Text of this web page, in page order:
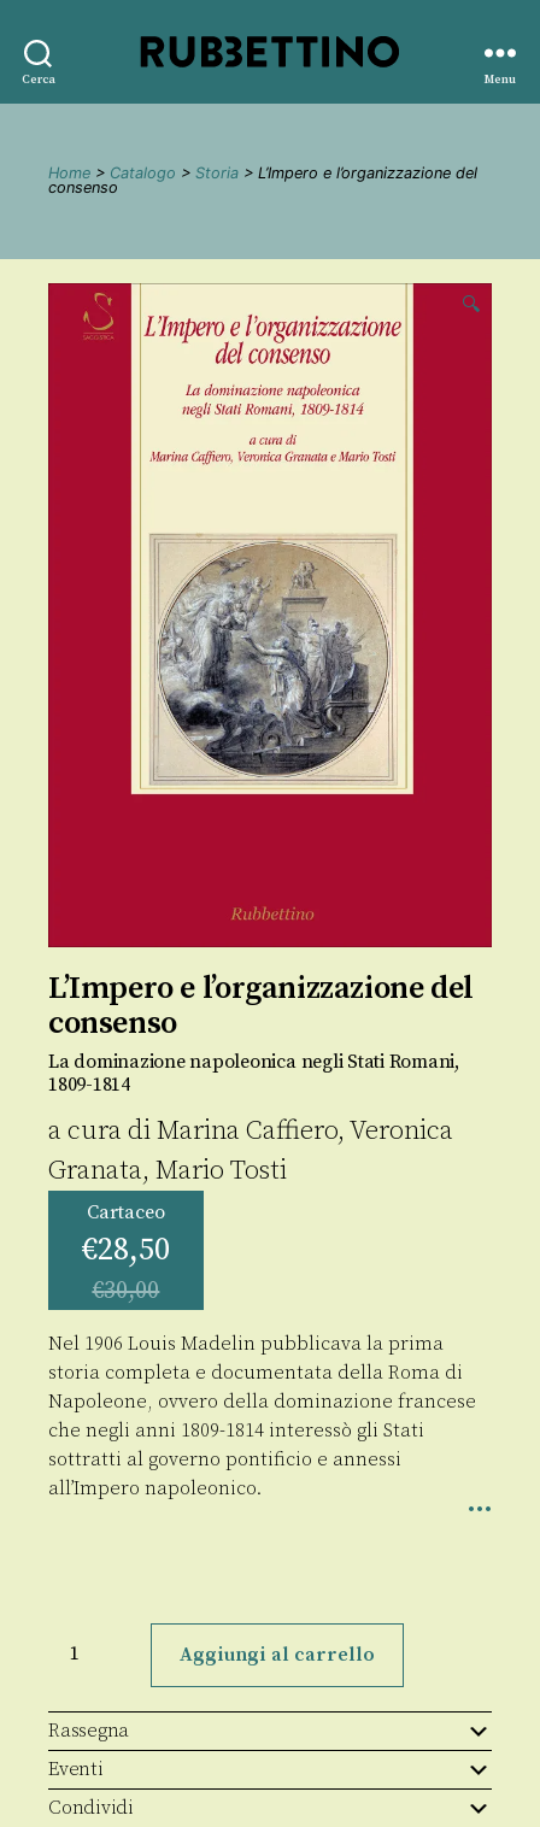
Cerca
editore
Menu
Home > Catalogo > Storia > L’Impero e l’organizzazione del
consenso
🔍
L’Impero e l’organizzazione del
consenso
La dominazione napoleonica negli Stati Romani,
1809-1814
a cura diMarina Caffiero, Veronica
Granata, Mario Tosti
Cartaceo
€28,50
€30,00
Nel 1906 Louis Madelin pubblicava la prima
storia completa e documentata della Roma di
Napoleone, ovvero della dominazione francese
che negli anni 1809-1814 interessò gli Stati
sottratti al governo pontificio e annessi
all’Impero napoleonico.
consenso
quantità
Aggiungi al carrello
Rassegna
Eventi
Condividi